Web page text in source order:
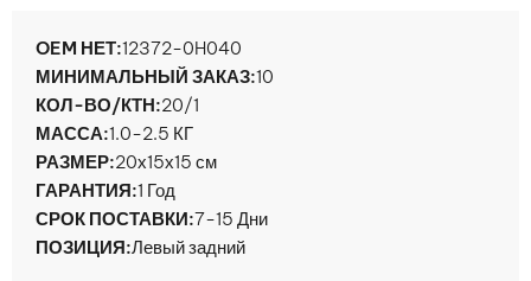
OEM НЕТ:12372-0H040
МИНИМАЛЬНЫЙ ЗАКАЗ:10
КОЛ-ВО/КТН:20/1
МАССА:1.0-2.5 КГ
РАЗМЕР:20х15х15 см
ГАРАНТИЯ:1 Год
СРОК ПОСТАВКИ:7-15 Дни
ПОЗИЦИЯ:Левый задний